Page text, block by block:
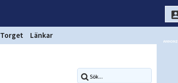
Torget Länkar